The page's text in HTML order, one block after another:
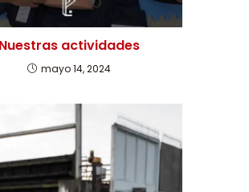
Nuestras actividades
mayo 14, 2024